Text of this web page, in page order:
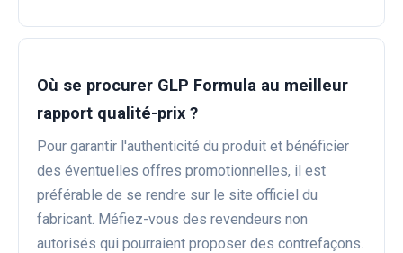
Où se procurer GLP Formula au meilleur
rapport qualité-prix ?
Pour garantir l'authenticité du produit et bénéficier
des éventuelles offres promotionnelles, il est
préférable de se rendre sur le site officiel du
fabricant. Méfiez-vous des revendeurs non
autorisés qui pourraient proposer des contrefaçons.